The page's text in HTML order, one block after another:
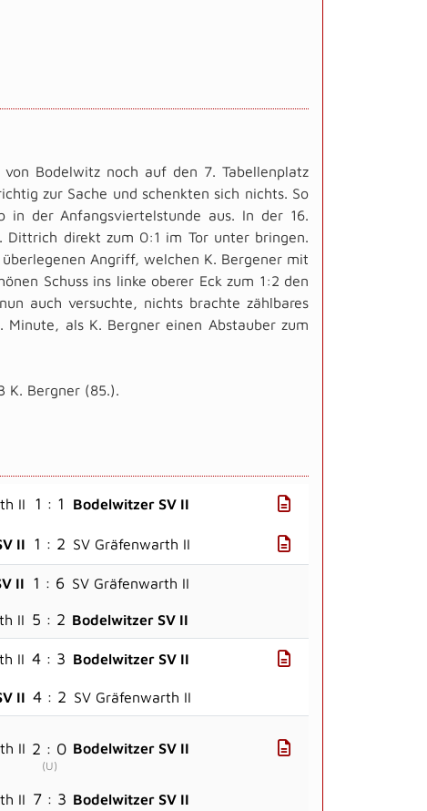
Bodelwitz noch auf den 7. Tabellenplatz
zur Sache und schenkten sich nichts. So
der Anfangsviertelstunde aus. In der 16.
Dittrich direkt zum 0:1 im Tor unter bringen.
Angriff, welchen K. Bergener mit
Schuss ins linke oberer Eck zum 1:2 den
auch versuchte, nichts brachte zählbares
als K. Bergner einen Abstauber zum
Bergner (85.).
II 1 : 1 Bodelwitzer SV II
II 1 : 2 SV Gräfenwarth II
II 1 : 6 SV Gräfenwarth II
II 5 : 2 Bodelwitzer SV II
II 4 : 3 Bodelwitzer SV II
II 4 : 2 SV Gräfenwarth II
II 2 : 0
(U)
Bodelwitzer SV II
II 7 : 3 Bodelwitzer SV II